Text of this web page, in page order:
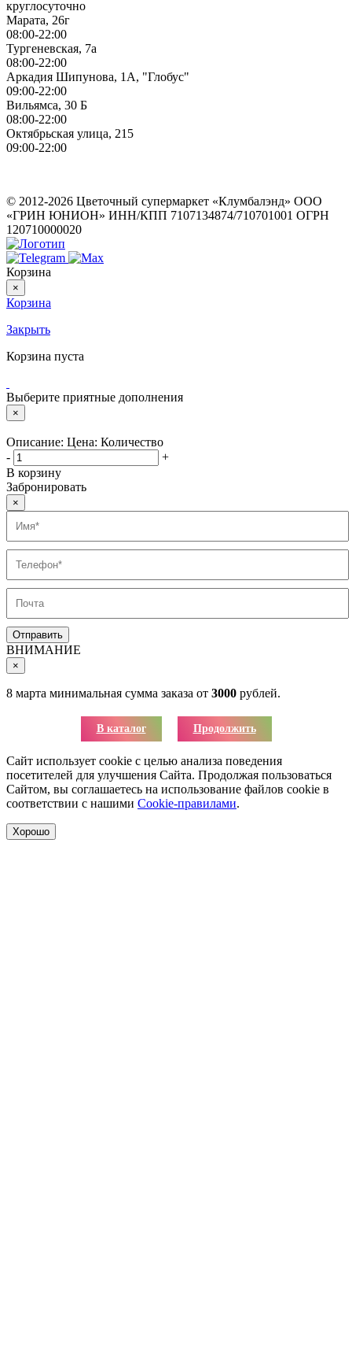
круглосуточно
Марата, 26г
08:00-22:00
Тургеневская, 7а
08:00-22:00
Аркадия Шипунова, 1А, "Глобус"
09:00-22:00
Вильямса, 30 Б
08:00-22:00
Октябрьская улица, 215
09:00-22:00
© 2012-2026 Цветочный супермаркет «Клумбалэнд» ООО
«ГРИН ЮНИОН» ИНН/КПП 7107134874/710701001 ОГРН
120710000020
Корзина
×
Корзина
Закрыть
Корзина пуста
Выберите приятные дополнения
×
Описание: Цена: Количество
-
+
В корзину
Забронировать
×
ВНИМАНИЕ
×
8 марта минимальная сумма заказа от 3000 рублей.
В каталог Продолжить
Сайт использует cookie с целью анализа поведения
посетителей для улучшения Сайта. Продолжая пользоваться
Сайтом, вы соглашаетесь на использование файлов cookie в
соответствии с нашими Cookie-правилами.
Хорошо